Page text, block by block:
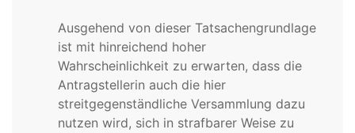
Ausgehend von dieser Tatsachengrundlage
ist mit hinreichend hoher
Wahrscheinlichkeit zu erwarten, dass die
Antragstellerin auch die hier
streitgegenständliche Versammlung dazu
nutzen wird, sich in strafbarer Weise zu